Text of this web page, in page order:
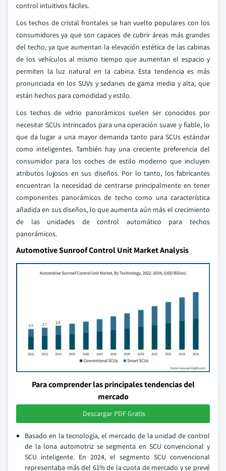
control intuitivos fáciles.
Los techos de cristal frontales se han vuelto populares con los
consumidores ya que son capaces de cubrir áreas más grandes
del techo, ya que aumentan la elevación estética de las cabinas
de los vehículos al mismo tiempo que aumentan el espacio y
permiten la luz natural en la cabina. Esta tendencia es más
pronunciada en los SUVs y sedanes de gama media y alta, que
están hechos para comodidad y estilo.
Los techos de vidrio panorámicos suelen ser conocidos por
necesitar SCUs intrincados para una operación suave y fiable, lo
que da lugar a una mayor demanda tanto para SCUs estándar
como inteligentes. También hay una creciente preferencia del
consumidor para los coches de estilo moderno que incluyen
atributos lujosos en sus diseños. Por lo tanto, los fabricantes
encuentran la necesidad de centrarse principalmente en tener
componentes panorámicos de techo como una característica
añadida en sus diseños, lo que aumenta aún más el crecimiento
de las unidades de control automático para techos
panorámicos.
Automotive Sunroof Control Unit Market Analysis
Para comprender las principales tendencias del
mercado
Descargar PDF Gratis
Basado en la tecnología, el mercado de la unidad de control
de la lona automotriz se segmenta en SCU convencional y
SCU inteligente. En 2024, el segmento SCU convencional
representaba más del 61% de la cuota de mercado y se prevé